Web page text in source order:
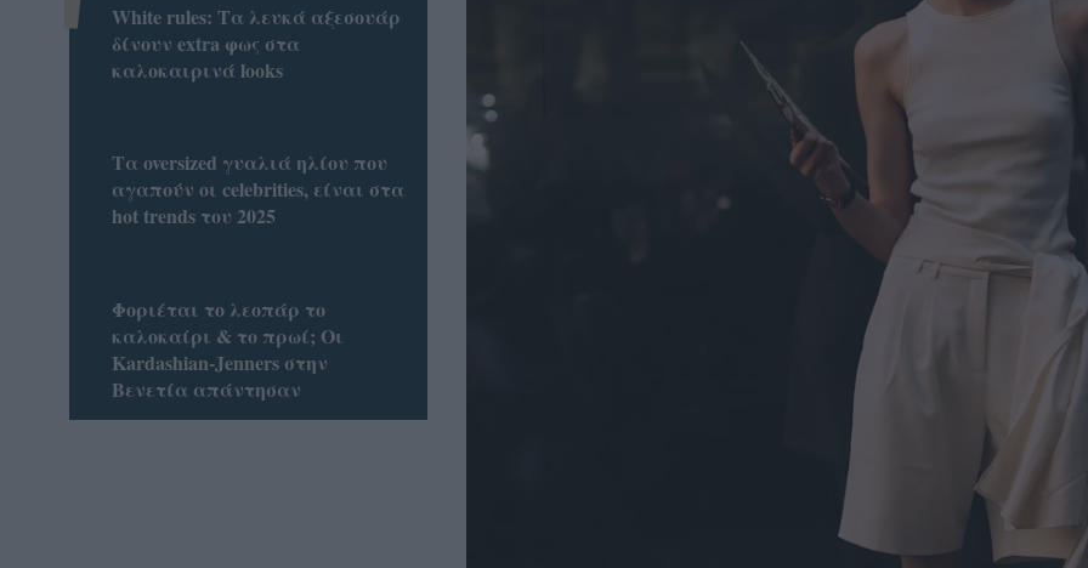
White rules: Τα λευκά αξεσουάρ
δίνουν extra φως στα
καλοκαιρινά looks
Τα oversized γυαλιά ηλίου που
αγαπούν οι celebrities, είναι στα
hot trends του 2025
Φοριέται το λεοπάρ το
καλοκαίρι & το πρωί; Οι
Kardashian-Jenners στην
Βενετία απάντησαν